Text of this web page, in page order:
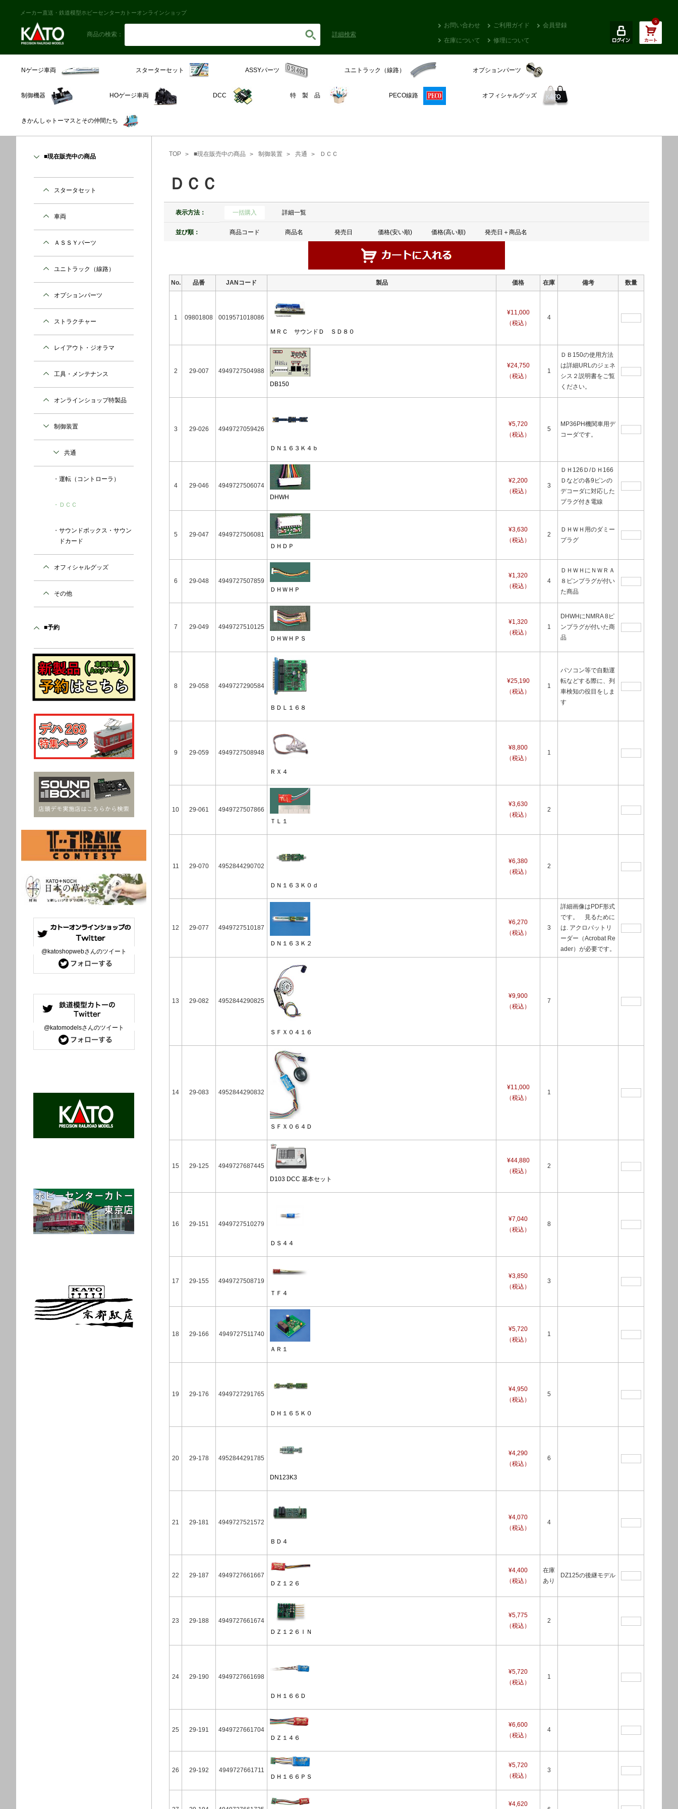
メーカー直送・鉄道模型ホビーセンターカトーオンラインショップ
商品の検索： 詳細検索
お問い合わせ ご利用ガイド 会員登録
在庫について 修理について
0
Nゲージ車両 スターターセット ASSYパーツ ユニトラック（線路） オプションパーツ
制御機器 HOゲージ車両 DCC 特 製 品 PECO線路 オフィシャルグッズ
きかんしゃトーマスとその仲間たち
TOP ■現在販売中の商品 制御装置 共通 ＤＣＣ
ＤＣＣ
表示方法： 一括購入 詳細一覧
並び順： 商品コード 商品名 発売日 価格(安い順) 価格(高い順) 発売日＋商品名
No. 品番 JANコード 製品 価格 在庫 備考 数量
1 09801808
0019571018086
ＭＲＣ サウンドＤ ＳＤ８０
¥11,000
（税込）
4
2 29-007
4949727504988
DB150
¥24,750
（税込）
1
ＤＢ150の使用方法
は詳細URLのジェネ
シス２説明書をご覧
ください。
3 29-026 4949727059426
ＤＮ１６３Ｋ４ｂ
¥5,720
（税込）
5
MP36PH機関車用デ
コーダです。
4 29-046
4949727506074
DHWH
¥2,200
（税込）
3
ＤＨ126Ｄ/ＤＨ166
Ｄなどの各9ピンの
デコーダに対応した
プラグ付き電線
5 29-047
4949727506081
ＤＨＤＰ
¥3,630
（税込）
2
ＤＨＷＨ用のダミー
プラグ
6 29-048
4949727507859
ＤＨＷＨＰ
¥1,320
（税込）
4
ＤＨＷＨにＮＷＲＡ
８ピンプラグが付い
た商品
7 29-049
4949727510125
ＤＨＷＨＰＳ
¥1,320
（税込）
1
DHWHにNMRA 8ピ
ンプラグが付いた商
品
8 29-058 4949727290584
ＢＤＬ１６８
¥25,190
（税込）
1
パソコン等で自動運
転などする際に、列
車検知の役目をしま
す
9 29-059 4949727508948
ＲＸ４
¥8,800
（税込）
1
10 29-061
4949727507866
ＴＬ１
¥3,630
（税込）
2
11 29-070 4952844290702
ＤＮ１６３Ｋ０ｄ
¥6,380
（税込）
2
12 29-077 4949727510187
ＤＮ１６３Ｋ２
¥6,270
（税込）
3
詳細画像はPDF形式
です。 見るために
は. アクロバットリ
ーダー（Acrobat Re
ader）が必要です。
13 29-082 4952844290825
ＳＦＸ０４１６
¥9,900
（税込）
7
14 29-083 4952844290832
ＳＦＸ０６４Ｄ
¥11,000
（税込）
1
15 29-125
4949727687445
D103 DCC 基本セット
¥44,880
（税込）
2
16 29-151 4949727510279
ＤＳ４４
¥7,040
（税込）
8
17 29-155
4949727508719
ＴＦ４
¥3,850
（税込）
3
18 29-166 4949727511740
ＡＲ１
¥5,720
（税込）
1
19 29-176 4949727291765
ＤＨ１６５Ｋ０
¥4,950
（税込）
5
20 29-178 4952844291785
DN123K3
¥4,290
（税込）
6
21 29-181 4949727521572
ＢＤ４
¥4,070
（税込）
4
22 29-187
4949727661667
ＤＺ１２６
¥4,400
（税込）
在庫
あり
DZ125の後継モデル
23 29-188
4949727661674
ＤＺ１２６ＩＮ
¥5,775
（税込）
2
24 29-190 4949727661698
ＤＨ１６６Ｄ
¥5,720
（税込）
1
25 29-191
4949727661704
ＤＺ１４６
¥6,600
（税込）
4
26 29-192
4949727661711
ＤＨ１６６ＰＳ
¥5,720
（税込）
3
¥4,620
■現在販売中の商品
スタータセット
車両
ＡＳＳＹパーツ
ユニトラック（線路）
オプションパーツ
ストラクチャー
レイアウト・ジオラマ
工具・メンテナンス
オンラインショップ特製品
制御装置
共通
運転（コントローラ）
ＤＣＣ
サウンドボックス・サウン
ドカード
オフィシャルグッズ
その他
■予約
@katoshopwebさんのツイート
@katomodelsさんのツイート